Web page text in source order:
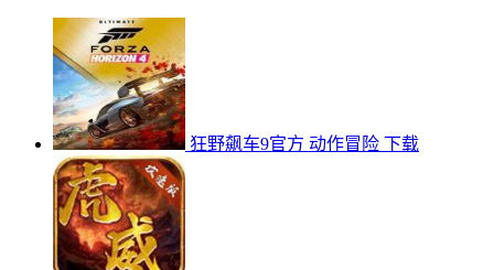
狂野飙车9官方 动作冒险 下载